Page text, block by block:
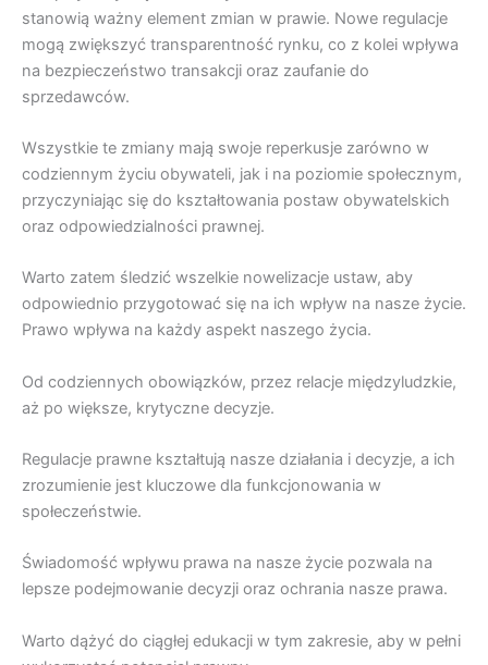
stanowią ważny element zmian w prawie. Nowe regulacje
mogą zwiększyć transparentność rynku, co z kolei wpływa
na bezpieczeństwo transakcji oraz zaufanie do
sprzedawców.
Wszystkie te zmiany mają swoje reperkusje zarówno w
codziennym życiu obywateli, jak i na poziomie społecznym,
przyczyniając się do kształtowania postaw obywatelskich
oraz odpowiedzialności prawnej.
Warto zatem śledzić wszelkie nowelizacje ustaw, aby
odpowiednio przygotować się na ich wpływ na nasze życie.
Prawo wpływa na każdy aspekt naszego życia.
Od codziennych obowiązków, przez relacje międzyludzkie,
aż po większe, krytyczne decyzje.
Regulacje prawne kształtują nasze działania i decyzje, a ich
zrozumienie jest kluczowe dla funkcjonowania w
społeczeństwie.
Świadomość wpływu prawa na nasze życie pozwala na
lepsze podejmowanie decyzji oraz ochrania nasze prawa.
Warto dążyć do ciągłej edukacji w tym zakresie, aby w pełni